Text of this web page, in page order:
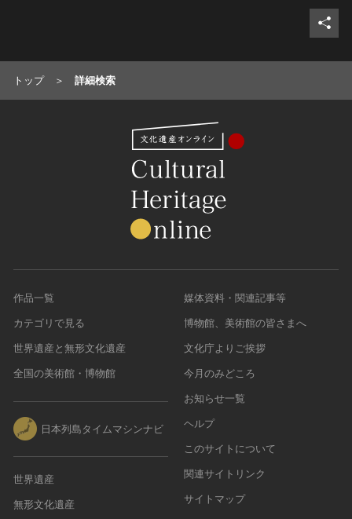
トップ 詳細検索
作品一覧
カテゴリで見る
世界遺産と無形文化遺産
全国の美術館・博物館
日本列島タイムマシンナビ
世界遺産
無形文化遺産
媒体資料・関連記事等
博物館、美術館の皆さまへ
文化庁よりご挨拶
今月のみどころ
お知らせ一覧
ヘルプ
このサイトについて
関連サイトリンク
サイトマップ